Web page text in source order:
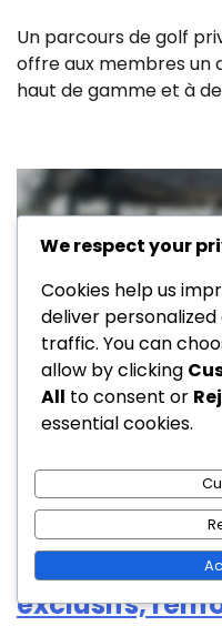
Un parcours de golf
offre aux membres un
haut de gamme et à
Terrains de
Terrain de
tournois de
entre
exclusifs,
We respect your
Cookies help us
deliver
traffic. You can
allow by clicking
All to consent or
essential cookies.